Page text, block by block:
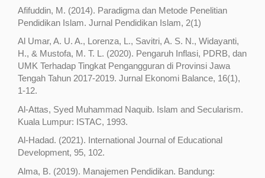
Afifuddin, M. (2014). Paradigma dan Metode Penelitian
Pendidikan Islam. Jurnal Pendidikan Islam, 2(1)
Al Umar, A. U. A., Lorenza, L., Savitri, A. S. N., Widayanti,
H., & Mustofa, M. T. L. (2020). Pengaruh Inflasi, PDRB, dan
UMK Terhadap Tingkat Pengangguran di Provinsi Jawa
Tengah Tahun 2017-2019. Jurnal Ekonomi Balance, 16(1),
1-12.
Al-Attas, Syed Muhammad Naquib. Islam and Secularism.
Kuala Lumpur: ISTAC, 1993.
Al-Hadad. (2021). International Journal of Educational
Development, 95, 102.
Alma, B. (2019). Manajemen Pendidikan. Bandung: